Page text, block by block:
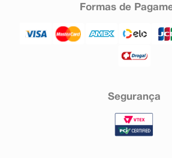
Formas de
Segurança